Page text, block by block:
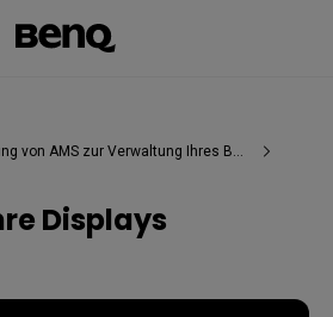
AMS zur Verwaltung Ihres BenQ-Boards
Displays